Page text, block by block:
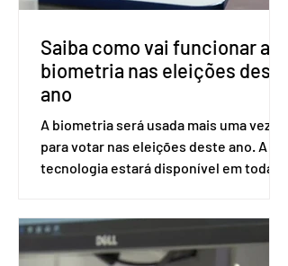
Conitec é um colegiado
Saiba como vai funcionar a
biometria nas eleições deste
ano
A biometria será usada mais uma vez
para votar nas eleições deste ano. A
tecnologia estará disponível em todas
Apesar da requisição, a biometria não é
obrigatória para exercer o direito ao